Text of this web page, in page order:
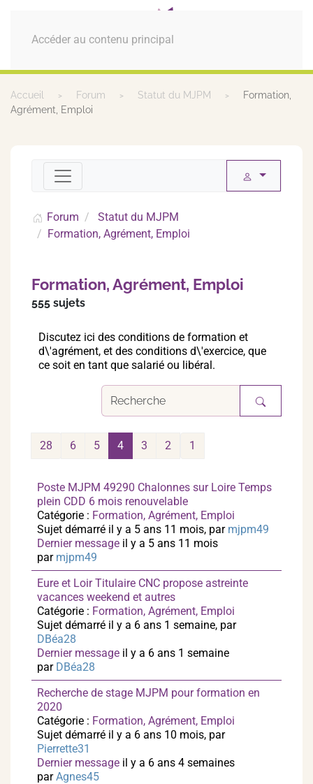
Accéder au contenu principal
MENU
Accueil Forum Statut du MJPM
Formation,
Agrément, Emploi
Forum
Statut du MJPM
Formation, Agrément, Emploi
Formation, Agrément, Emploi
555 sujets
Discutez ici des conditions de formation et
d\'agrément, et des conditions d\'exercice, que
ce soit en tant que salarié ou libéral.
1
2
3
4
5
6
28
Poste MJPM 49290 Chalonnes sur Loire Temps
plein CDD 6 mois renouvelable
Catégorie : Formation, Agrément, Emploi
Sujet démarré il y a 5 ans 11 mois, par mjpm49
Dernier message il y a 5 ans 11 mois
par mjpm49
Eure et Loir Titulaire CNC propose astreinte
vacances weekend et autres
Catégorie : Formation, Agrément, Emploi
Sujet démarré il y a 6 ans 1 semaine, par
DBéa28
Dernier message il y a 6 ans 1 semaine
par DBéa28
Recherche de stage MJPM pour formation en
2020
Catégorie : Formation, Agrément, Emploi
Sujet démarré il y a 6 ans 10 mois, par
Pierrette31
Dernier message il y a 6 ans 4 semaines
parAgnes45